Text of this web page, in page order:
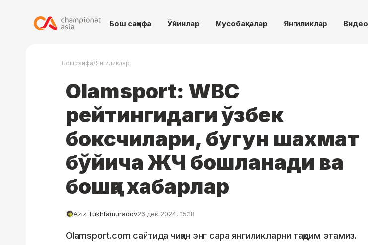
Бош саҳифа Ўйинлар Мусобақалар Янгиликлар Видео
Бош саҳифа/Янгиликлар
Olamsport: WBC
рейтингидаги ўзбек
боксчилари, бугун шахмат
бўйича ЖЧ бошланади ва
бошқа хабарлар
Aziz Tukhtamuradov26 дек 2024, 15:18
Olamsport.com сайтида чиққан энг сара янгиликларни тақдим этамиз.